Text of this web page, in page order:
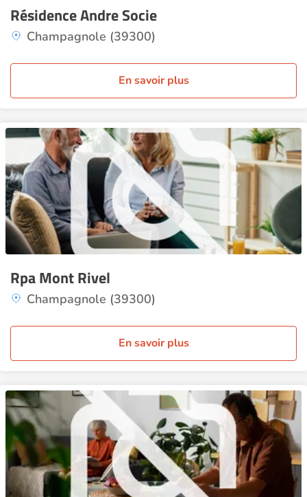
Résidence Andre Socie
Champagnole (39300)
En savoir plus
Rpa Mont Rivel
Champagnole (39300)
En savoir plus